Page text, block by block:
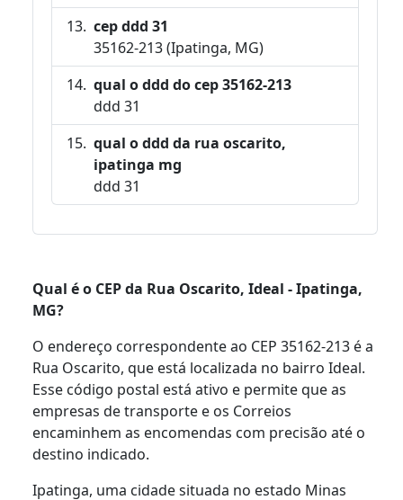
cep ddd 31
35162-213 (Ipatinga, MG)
qual o ddd do cep 35162-213
ddd 31
qual o ddd da rua oscarito,
ipatinga mg
ddd 31
Qual é o CEP da Rua Oscarito, Ideal - Ipatinga,
MG?
O endereço correspondente ao CEP 35162-213 é a
Rua Oscarito, que está localizada no bairro Ideal.
Esse código postal está ativo e permite que as
empresas de transporte e os Correios
encaminhem as encomendas com precisão até o
destino indicado.
Ipatinga, uma cidade situada no estado Minas